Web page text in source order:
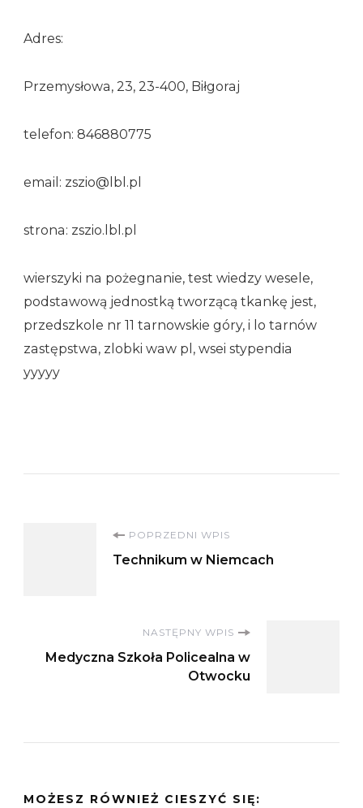
Adres:
Przemysłowa, 23, 23-400, Biłgoraj
telefon: 846880775
email: zszio@lbl.pl
strona: zszio.lbl.pl
wierszyki na pożegnanie, test wiedzy wesele,
podstawową jednostką tworzącą tkankę jest,
przedszkole nr 11 tarnowskie góry, i lo tarnów
zastępstwa, zlobki waw pl, wsei stypendia
yyyyy
Nawigacja
POPRZEDNI WPIS
Technikum w Niemcach
NASTĘPNY WPIS
Medyczna Szkoła Policealna w
Otwocku
MOŻESZ RÓWNIEŻ CIESZYĆ SIĘ: